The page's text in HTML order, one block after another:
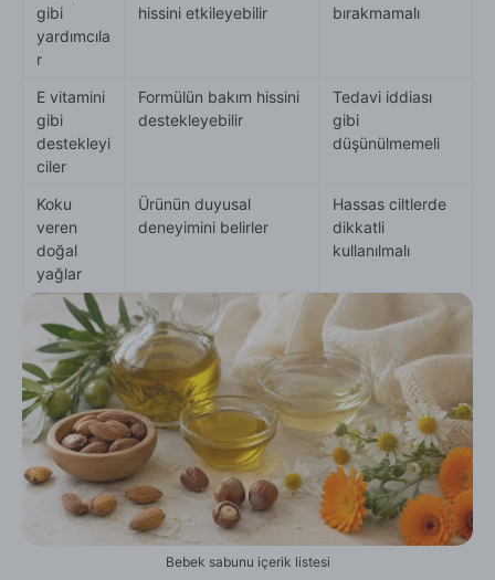
gibi
yardımcıla
r
hissini etkileyebilir
bırakmamalı
E vitamini
gibi
destekleyi
ciler
Formülün bakım hissini
destekleyebilir
Tedavi iddiası
gibi
düşünülmemeli
Koku
veren
doğal
yağlar
Ürünün duyusal
deneyimini belirler
Hassas ciltlerde
dikkatli
kullanılmalı
Bebek sabunu içerik listesi